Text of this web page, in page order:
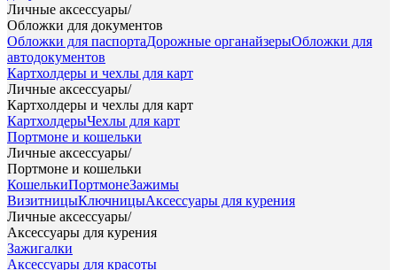
Личные аксессуары/
Обложки для документов
Обложки для паспортаДорожные органайзерыОбложки для
автодокументов
Картхолдеры и чехлы для карт
Личные аксессуары/
Картхолдеры и чехлы для карт
КартхолдерыЧехлы для карт
Портмоне и кошельки
Личные аксессуары/
Портмоне и кошельки
КошелькиПортмонеЗажимы
ВизитницыКлючницыАксессуары для курения
Личные аксессуары/
Аксессуары для курения
Зажигалки
Аксессуары для красоты